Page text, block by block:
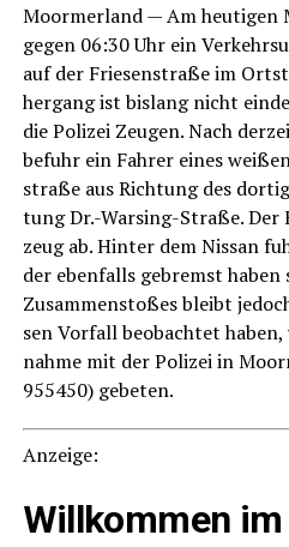
Moorm­er­land — Am heu­ti­gen
gegen 06:30 Uhr ein
auf der Frie­sen­stra­ße im
her­gang ist bis­lang nicht
die Poli­zei Zeu­gen. Nach
befuhr ein Fah­rer eines
stra­ße aus Rich­tung des
tung Dr.-Warsing-Straße.
zeug ab. Hin­ter dem Nis­san
der eben­falls gebremst haben
Zusam­men­sto­ßes bleibt
sen Vor­fall beob­ach­tet
nah­me mit der Poli­zei in
955450) gebeten.
Anzei­ge:
Will­kom­men